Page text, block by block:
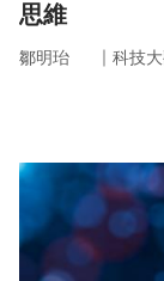
思維
鄒明珆 ｜ 科技